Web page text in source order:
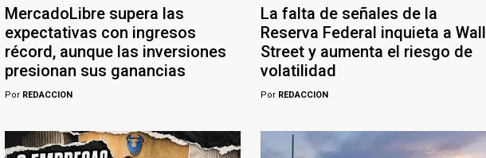
MercadoLibre supera las
expectativas con ingresos
récord, aunque las inversiones
presionan sus ganancias
Por REDACCION
La falta de señales de la
Reserva Federal inquieta a Wall
Street y aumenta el riesgo de
volatilidad
PorREDACCION